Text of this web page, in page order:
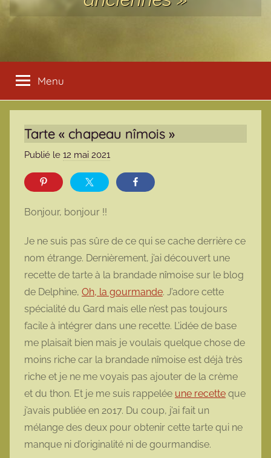
Menu
Tarte « chapeau nîmois »
Publié le 12 mai 2021
o
t
e
Bonjour, bonjour !!
Je ne suis pas sûre de ce qui se cache derrière ce
nom étrange. Dernièrement, j’ai découvert une
recette de tarte à la brandade nîmoise sur le blog
de Delphine, Oh, la gourmande. J’adore cette
spécialité du Gard mais elle n’est pas toujours
facile à intégrer dans une recette. L’idée de base
me plaisait bien mais je voulais quelque chose de
moins riche car la brandade nîmoise est déjà très
riche et je ne me voyais pas ajouter de la crème
et du thon. Et je me suis rappelée une recette que
j’avais publiée en 2017. Du coup, j’ai fait un
mélange des deux pour obtenir cette tarte qui ne
manque ni d’originalité ni de gourmandise.